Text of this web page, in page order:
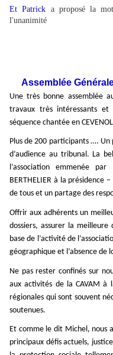
Et Patrick a proposé la
l'unanimité
Assemblée
Une très bonne assemblée
travaux très intéressants
séquence chantée en
Plus de 200 participants …. Un
d’audience au tribunal. La
l’association emmenée
BERTHELIER à la
de tous et un partage des
Offrir aux adhérents un
dossiers, assurer la meilleure
base de l’activité de
géographique et l’absence de
Ne pas rester confinés sur
aux activités de la CAVAM à
régionales qui sont souvent
soutenues.
Et comme le dit Michel, nous
principaux défis actuels,